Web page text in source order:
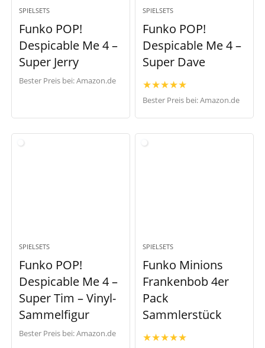
SPIELSETS
Funko POP!
Despicable Me 4 –
Super Jerry
Bester Preis bei: Amazon.de
SPIELSETS
Funko POP!
Despicable Me 4 –
Super Dave
★★★★★
Bester Preis bei: Amazon.de
SPIELSETS
Funko POP!
Despicable Me 4 –
Super Tim – Vinyl-
Sammelfigur
Bester Preis bei: Amazon.de
SPIELSETS
Funko Minions
Frankenbob 4er
Pack
Sammlerstück
★★★★★